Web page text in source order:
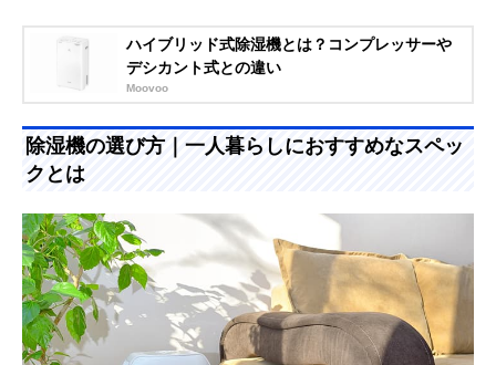
ハイブリッド式除湿機とは？コンプレッサーや
デシカント式との違い
Moovoo
除湿機の選び方｜一人暮らしにおすすめなスペッ
クとは